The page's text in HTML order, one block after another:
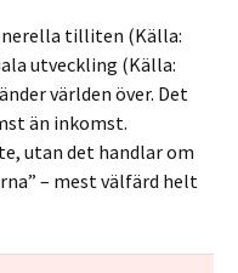
tilliten (Källa:
utveckling (Källa:
världen över. Det
än inkomst.
utan det handlar om
– mest välfärd helt